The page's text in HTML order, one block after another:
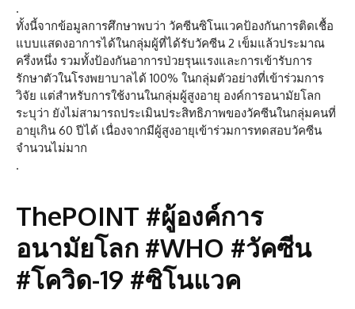
.
ทั้งนี้จากข้อมูลการศึกษาพบว่า วัคซีนซิโนแวคป้องกันการติดเชื้อ
แบบแสดงอาการได้ในกลุ่มผู้ที่ได้รับวัคซีน 2 เข็มแล้วประมาณ
ครึ่งหนึ่ง รวมทั้งป้องกันอาการป่วยรุนแรงและการเข้ารับการ
รักษาตัวในโรงพยาบาลได้ 100% ในกลุ่มตัวอย่างที่เข้าร่วมการ
วิจัย แต่สำหรับการใช้งานในกลุ่มผู้สูงอายุ องค์การอนามัยโลก
ระบุว่า ยังไม่สามารถประเมินประสิทธิภาพของวัคซีนในกลุ่มคนที่
อายุเกิน 60 ปีได้ เนื่องจากมีผู้สูงอายุเข้าร่วมการทดสอบวัคซีน
จำนวนไม่มาก
.
ThePOINT #ผู้องค์การ
อนามัยโลก #WHO #วัคซีน
#โควิด-19 #ซิโนแวค